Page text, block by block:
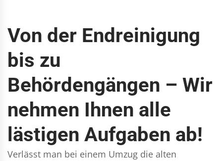
Von der Endreinigung
bis zu
Behördengängen – Wir
nehmen Ihnen alle
lästigen Aufgaben ab!
Verlässt man bei einem Umzug die alten